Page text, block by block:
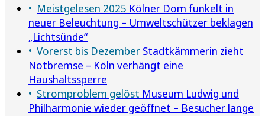
Meistgelesen 2025 Kölner Dom funkelt in
neuer Beleuchtung – Umweltschützer beklagen
„Lichtsünde“
Vorerst bis Dezember Stadtkämmerin zieht
Notbremse – Köln verhängt eine
Haushaltssperre
Stromproblem gelöst Museum Ludwig und
Philharmonie wieder geöffnet – Besucher lange